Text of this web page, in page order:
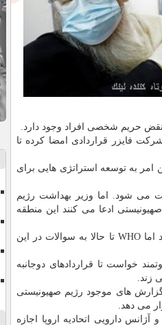
نقض حریم شخصی افراد وجود دارد.
فایزر قراردادی امضا کرده تا
امر به توسعه استراتژی هایی برای
می شود. اما وزیر بهداشت رژیم
ادعا می کنند این منطقه
از سوی دیگر بر اساس گزارش ها این اطلاعات با سازمان جهانی بهداشت نیز به اشتراک گذاشته می شود اما WHO تا حالا به سوالات در این
خواست تا قراردادهای دوجانبه
زند.
های موجود رژیم صهیونیستی
می دهد.
دارویی اتحادیه اروپا اجازه